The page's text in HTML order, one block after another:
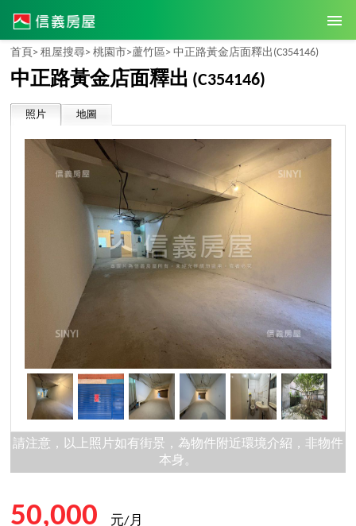
首頁> 租屋搜尋> 桃園市>蘆竹區> 中正路黃金店面釋出 (C354146)
中正路黃金店面釋出 (C354146)
照片 地圖
請注意，以上照片如有街景，為物件附近環境介紹，非物件
本身。
50,000
元/月